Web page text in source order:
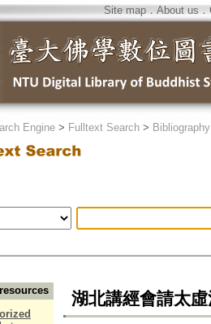
Site map．About us ．
Engine> Fulltext Search>
湖北講經會請太